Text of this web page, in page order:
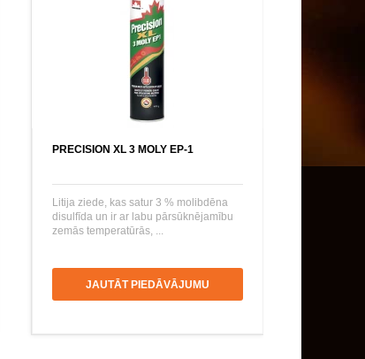
PRECISION XL 3 MOLY EP-1
Litija ziede, kas satur 3 % molibdēna
disulfīda un ir ar labu pārsūknējamību
zemās temperatūrās, ...
JAUTĀT PIEDĀVĀJUMU